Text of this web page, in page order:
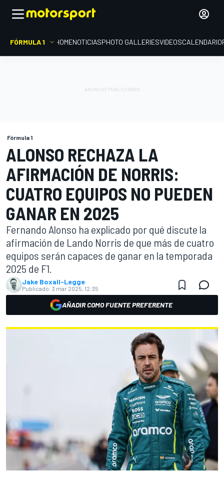
FÓRMULA 1 HOMENOTICIASPHOTO GALLERIESVIDEOSCALENDARIO
Fórmula 1
ALONSO RECHAZA LA
AFIRMACIÓN DE NORRIS:
CUATRO EQUIPOS NO PUEDEN
GANAR EN 2025
Fernando Alonso ha explicado por qué discute la
afirmación de Lando Norris de que más de cuatro
equipos serán capaces de ganar en la temporada
2025 de F1.
Jake Boxall-Legge
Publicado: 3 mar 2025, 12:35
AÑADIR COMO FUENTE PREFERENTE